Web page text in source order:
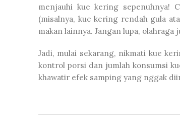
menjauhi kue kering sepenuhnya!
(misalnya, kue kering rendah gula
makan lainnya. Jangan lupa,
Jadi, mulai sekarang, nikmati kue
kontrol porsi dan jumlah konsumsi
khawatir efek samping yang nggak